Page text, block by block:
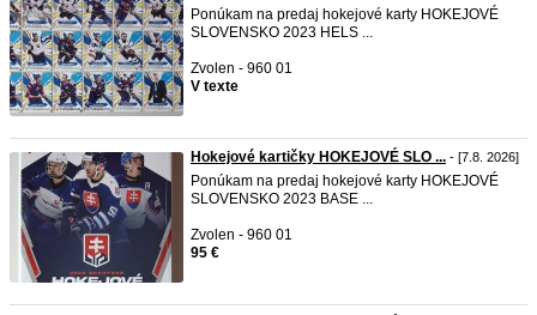
Ponúkam na predaj hokejové karty HOKEJOVÉ
SLOVENSKO 2023 HELS ...
Zvolen - 960 01
V texte
Hokejové kartičky HOKEJOVÉ SLO ... - [7.8. 2026]
Ponúkam na predaj hokejové karty HOKEJOVÉ
SLOVENSKO 2023 BASE ...
Zvolen - 960 01
95 €